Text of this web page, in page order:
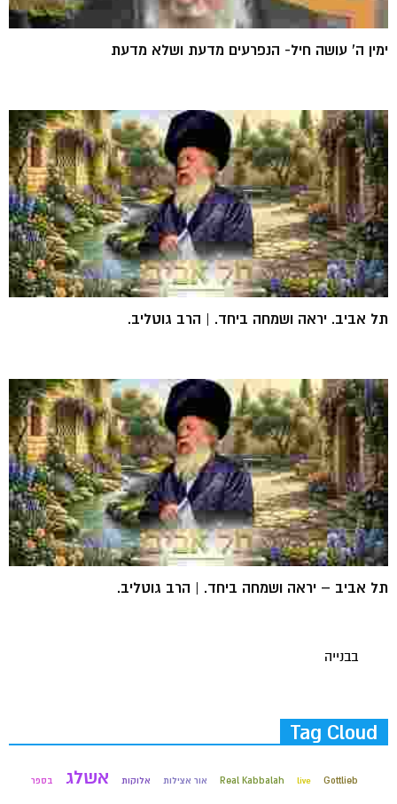
ימין ה' עושה חיל- הנפרעים מדעת ושלא מדעת
תל אביב. יראה ושמחה ביחד. | הרב גוטליב.
תל אביב – יראה ושמחה ביחד. | הרב גוטליב.
בבנייה
Tag Cloud
Gottlieb
live
Real Kabbalah אור אצילות אלוקות אשלג בספר